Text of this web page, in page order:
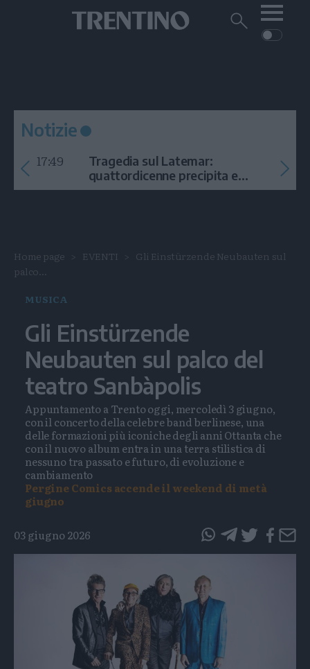
Cerca
CRONACA
GARDA
CULTURA
VIDEO
Notizie
17:49
Tragedia sul Latemar:
quattordicenne precipita e
muore
Home page EVENTI
Gli Einstürzende Neubauten sul
palco...
MUSICA
Gli Einstürzende
Neubauten sul palco del
teatro Sanbàpolis
Appuntamento a Trento oggi, mercoledì 3 giugno,
con il concerto della celebre band berlinese, una
delle formazioni più iconiche degli anni Ottanta che
con il nuovo album entra in una terra stilistica di
nessuno tra passato e futuro, di evoluzione e
cambiamento
Pergine Comics accende il weekend di metà
giugno
03 giugno 2026
questo
su
Whatsapp
questo